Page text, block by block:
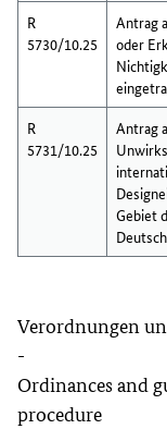
R
5730/10.25
Antrag
oder
R
5731/10.25
Antrag
Gebiet
Verordnungen
-
Ordinances and
procedure